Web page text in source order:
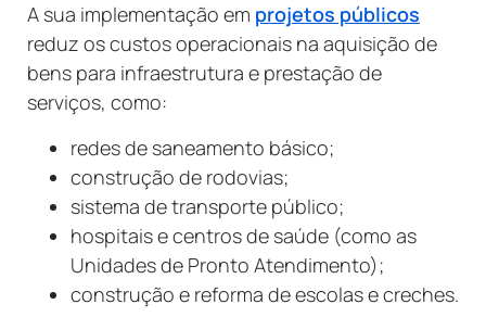
A sua implementação em projetos públicos
reduz os custos operacionais na aquisição de
bens para infraestrutura e prestação de
serviços, como:
redes de saneamento básico;
construção de rodovias;
sistema de transporte público;
hospitais e centros de saúde (como as
Unidades de Pronto Atendimento);
construção e reforma de escolas e creches.